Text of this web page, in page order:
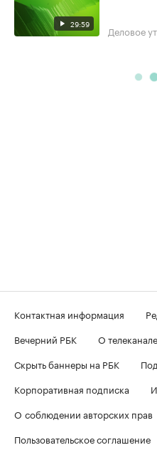
29:59 Деловое
Контактная информация
Вечерний РБК
О телеканале
Скрыть баннеры на РБК
Корпоративная подписка
О соблюдении авторских прав
Пользовательское соглашение